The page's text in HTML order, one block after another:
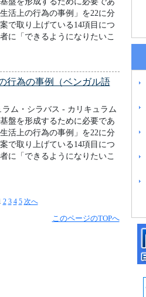
活上の行為の事例」を22に分
で取り上げている14項目につ
に「できるようになりたいこ
行為の事例（ベンガル語
ラム・シラバス - カリキュラム
盤を形成するために必要であ
活上の行為の事例」を22に分
で取り上げている14項目につ
に「できるようになりたいこ
2 3 4 5 次へ
このページのTOPへ